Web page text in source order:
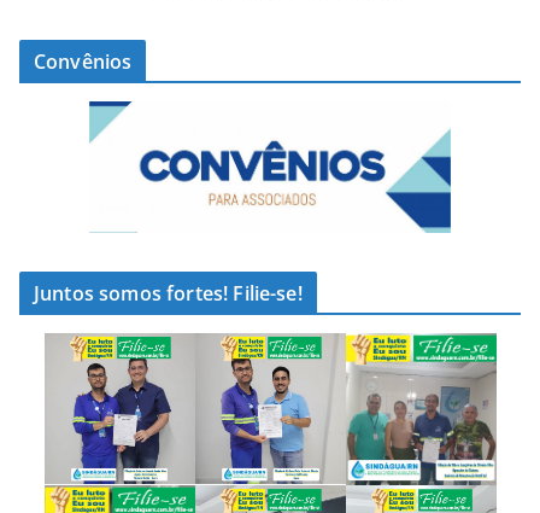
Convênios
Juntos somos fortes! Filie-se!